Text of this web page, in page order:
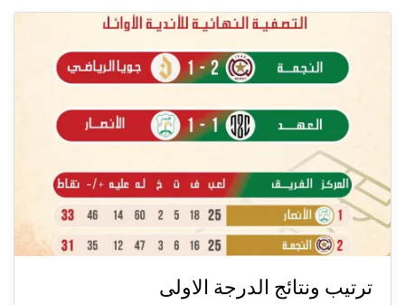
ترتيب ونتائج الدرجة الاولى